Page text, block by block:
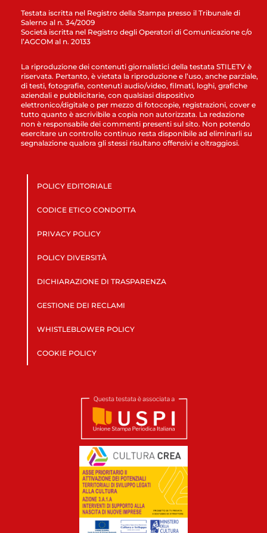
Testata iscritta nel Registro della Stampa presso il Tribunale di
Salerno al n. 34/2009
Società iscritta nel Registro degli Operatori di Comunicazione c/o
l’AGCOM al n. 20133
La riproduzione dei contenuti giornalistici della testata STILETV è
riservata. Pertanto, è vietata la riproduzione e l’uso, anche parziale,
di testi, fotografie, contenuti audio/video, filmati, loghi, grafiche
aziendali e pubblicitarie, con qualsiasi dispositivo
elettronico/digitale o per mezzo di fotocopie, registrazioni, cover e
tutto quanto è ascrivibile a copia non autorizzata. La redazione
non è responsabile dei commenti presenti sul sito. Non potendo
esercitare un controllo continuo resta disponibile ad eliminarli su
segnalazione qualora gli stessi risultano offensivi e oltraggiosi.
POLICY EDITORIALE
CODICE ETICO CONDOTTA
PRIVACY POLICY
POLICY DIVERSITÀ
DICHIARAZIONE DI TRASPARENZA
GESTIONE DEI RECLAMI
WHISTLEBLOWER POLICY
COOKIE POLICY